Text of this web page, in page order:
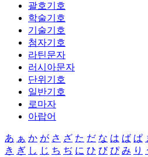
괄호기호
학술기호
기술기호
첨자기호
라틴문자
러시아문자
단위기호
일반기호
로마자
아랍어
あ ぁ か が さ ざ た だ な は ば ぱ
き ぎ し じ ち ぢ に ひ び ぴ み り